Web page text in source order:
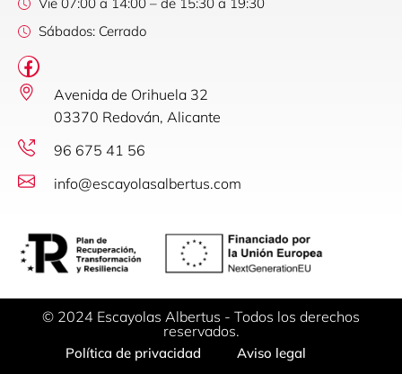
Sábados: Cerrado
Avenida de Orihuela 32
03370 Redován, Alicante
96 675 41 56
info@escayolasalbertus.com
© 2024 Escayolas Albertus - Todos los derechos
reservados.
Política de privacidad Aviso legal